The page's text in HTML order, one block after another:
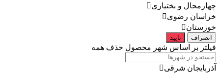
چهارمحال و بختیاری
خراسان رضوی
خوزستان
انصراف تایید
فیلتر بر اساس شهر محصول حذف همه
آذربایجان شرقی